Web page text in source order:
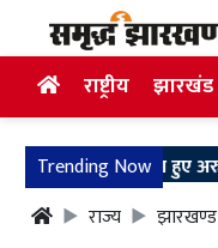
राष्ट्रीय झारखंड
Trending Now
के सामने पेश हुए अरुण
राज्य
झारखण्ड